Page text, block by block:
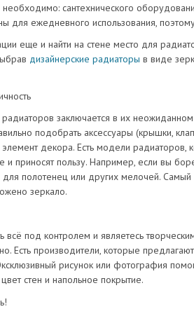
необходимо: сантехнического
для ежедневного использования,
еще и найти на стене место для
дизайнерские радиаторы в виде
заключается в их
подобрать аксессуары (крышки,
декора. Есть модели
приносят пользу. Например, если вы
для полотенец или других мелочей.
зеркало.
всё под контролем и являетесь
Есть производители, которые
рисунок или фотография
стен и напольное покрытие.